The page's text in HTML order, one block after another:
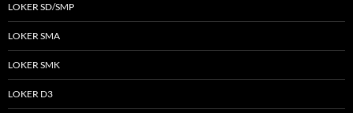
LOKER SD/SMP
LOKER SMA
LOKER SMK
LOKER D3